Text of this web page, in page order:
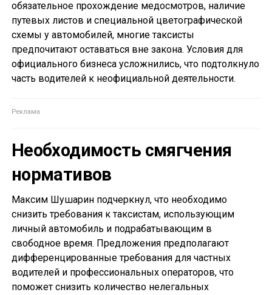
обязательное прохождение медосмотров, наличие
путевых листов и специальной цветографической
схемы у автомобилей, многие таксисты
предпочитают оставаться вне закона. Условия для
официального бизнеса усложнились, что подтолкнуло
часть водителей к неофициальной деятельности.
Необходимость смягчения
нормативов
Максим Шушарин подчеркнул, что необходимо
снизить требования к таксистам, использующим
личный автомобиль и подрабатывающим в
свободное время. Предложения предполагают
дифференцированные требования для частных
водителей и профессиональных операторов, что
поможет снизить количество нелегальных